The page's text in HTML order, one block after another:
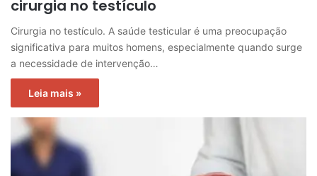
cirurgia no testículo
Cirurgia no testículo. A saúde testicular é uma preocupação
significativa para muitos homens, especialmente quando surge
a necessidade de intervenção…
Leia mais »